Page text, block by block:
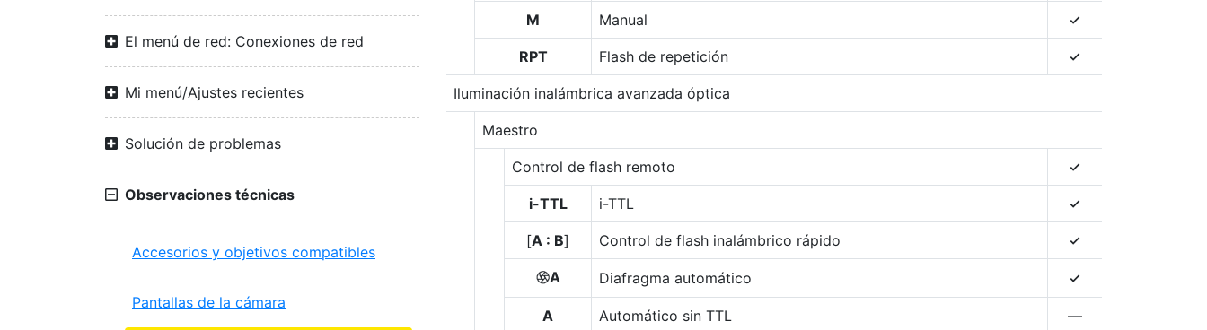
El menú de red: Conexiones de red
Mi menú/Ajustes recientes
Solución de problemas
Observaciones técnicas
Accesorios y objetivos compatibles
Pantallas de la cámara
M Manual 4
RPT Flash de repetición 4
Iluminación inalámbrica avanzada óptica
Maestro
Control de flash remoto 4
i-TTL i-TTL 4
[A : B] Control de flash inalámbrico rápido 4
qA Diafragma automático 4
A Automático sin TTL —